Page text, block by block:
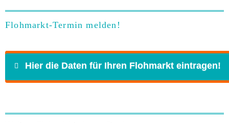
Flohmarkt-Termin melden!
Hier die Daten für Ihren Flohmarkt eintragen!